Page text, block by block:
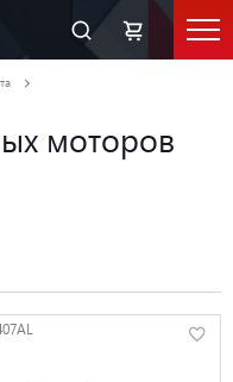
моторов